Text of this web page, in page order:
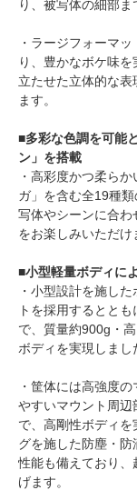
り、被写体の細部ま
・ラージフォーマ
り、豊かなボケ味
立たせた立体的な
ます。
■多彩な色調を可能
ン」を搭載
・高彩度かつ柔ら
ガ」を含む全19種
写体やシーンに合わ
をお楽しみいただけ
■小型軽量ボディに
・小型設計を施し
トを採用するとと
で、質量約900g・
ボディを実現しまし
・筐体には高強度
やすいマウント周辺
で、高剛性ボディ
グを施した防塵・
性能も備えており
げます。